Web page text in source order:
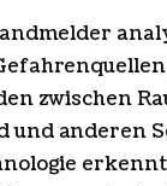
zwischen
und anderen